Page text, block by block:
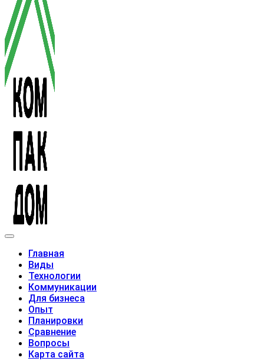
Главная
Виды
Технологии
Коммуникации
Для бизнеса
Опыт
Планировки
Сравнение
Вопросы
Карта сайта